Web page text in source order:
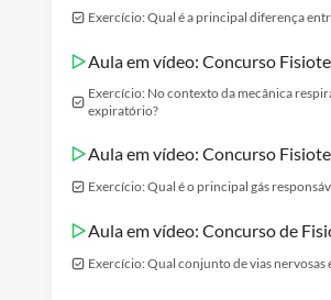
Exercício: Qual é a principal diferença
Aula em vídeo: Concurso
Exercício: No contexto da mecânica
expiratório?
Aula em vídeo: Concurso
Exercício: Qual é o principal gás
Aula em vídeo: Concurso de
Exercício: Qual conjunto de vias